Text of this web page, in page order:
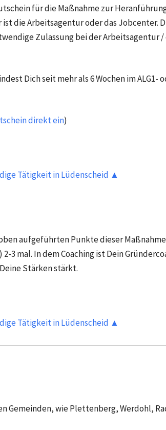
für die Maßnahme zur
ist die Arbeitsagentur oder das Jobcenter.
Zulassung bei der Arbeitsagentur
Dich seit mehr als 6 Wochen im ALG1-
direkt ein)
Tätigkeit in Lüdenscheid ▲
aufgeführten Punkte dieser
3 mal. In dem Coaching ist Dein
Stärken stärkt.
Tätigkeit in Lüdenscheid ▲
Gemeinden, wiePlettenberg, Werdohl,